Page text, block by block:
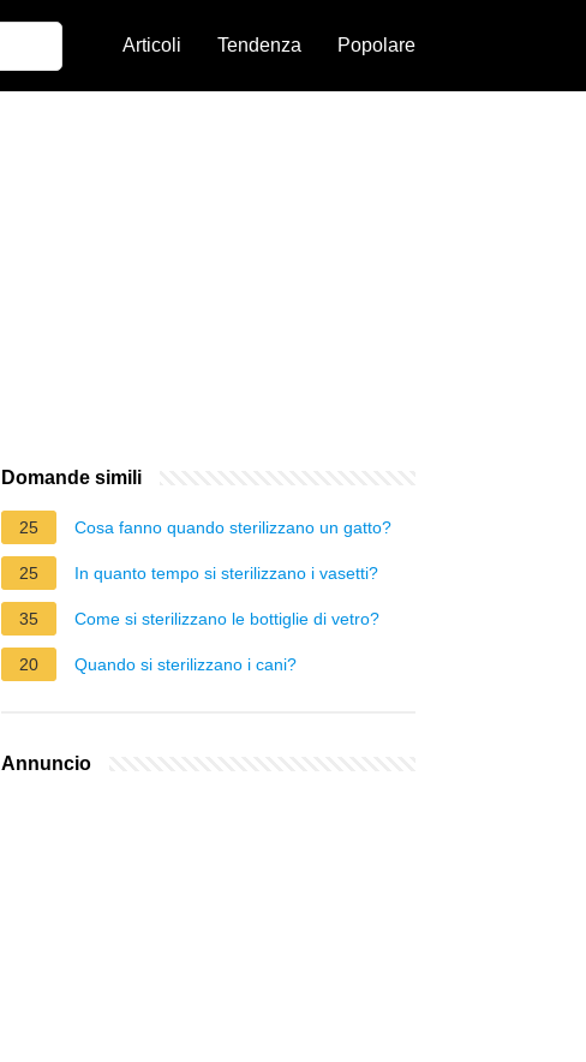
Articoli Tendenza Popolare
Domande simili
25 Cosa fanno quando sterilizzano un gatto?
25 In quanto tempo si sterilizzano i vasetti?
35 Come si sterilizzano le bottiglie di vetro?
20 Quando si sterilizzano i cani?
Annuncio